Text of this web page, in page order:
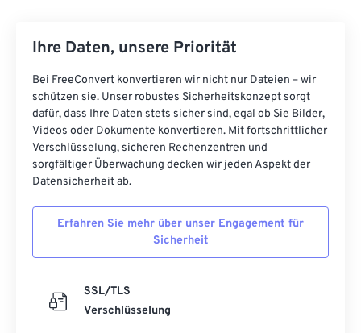
Ihre Daten, unsere Priorität
Bei FreeConvert konvertieren wir nicht nur Dateien – wir
schützen sie. Unser robustes Sicherheitskonzept sorgt
dafür, dass Ihre Daten stets sicher sind, egal ob Sie Bilder,
Videos oder Dokumente konvertieren. Mit fortschrittlicher
Verschlüsselung, sicheren Rechenzentren und
sorgfältiger Überwachung decken wir jeden Aspekt der
Datensicherheit ab.
Erfahren Sie mehr über unser Engagement für
Sicherheit
SSL/TLS
Verschlüsselung